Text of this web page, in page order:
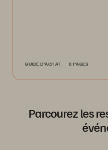
GUIDE D’ACHAT 8 PAGES
Parcourez les